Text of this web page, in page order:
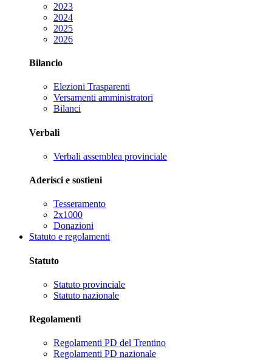
2023
2024
2025
2026
Bilancio
Elezioni Trasparenti
Versamenti amministratori
Bilanci
Verbali
Verbali assemblea provinciale
Aderisci e sostieni
Tesseramento
2x1000
Donazioni
Statuto e regolamenti
Statuto
Statuto provinciale
Statuto nazionale
Regolamenti
Regolamenti PD del Trentino
Regolamenti PD nazionale